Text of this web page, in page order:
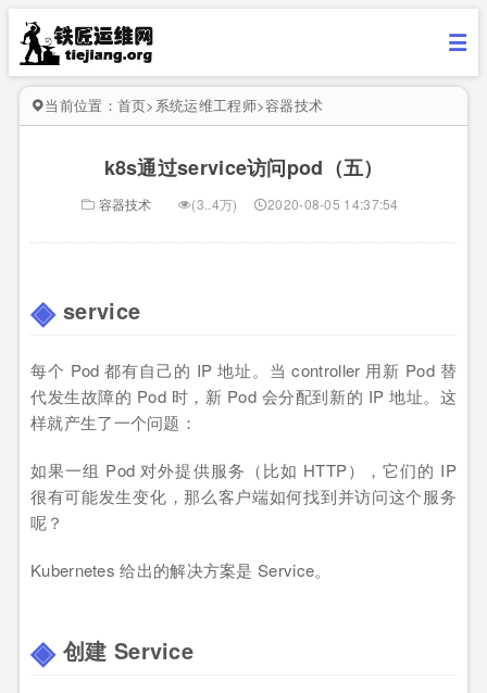
当前位置： 首页> 系统运维工程师>容器技术
k8s通过service访问pod（五）
容器技术 (3..4万) 2020-08-05 14:37:54
service
每个 Pod 都有自己的 IP 地址。当 controller 用新 Pod 替
代发生故障的 Pod 时，新 Pod 会分配到新的 IP 地址。这
样就产生了一个问题：
如果一组 Pod 对外提供服务（比如 HTTP），它们的 IP
很有可能发生变化，那么客户端如何找到并访问这个服务
呢？
Kubernetes 给出的解决方案是 Service。
创建 Service